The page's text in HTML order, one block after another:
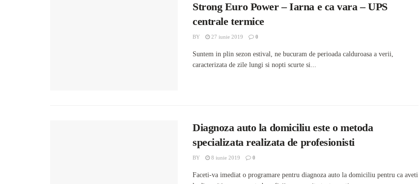
Strong Euro Power – Iarna e ca vara – UPS
centrale termice
BY 27 iunie 2019 0
Suntem in plin sezon estival, ne bucuram de perioada calduroasa a verii,
caracterizata de zile lungi si nopti scurte si...
Diagnoza auto la domiciliu este o metoda
specializata realizata de profesionisti
BY 8 iunie 2019 0
Faceti-va imediat o programare pentru diagnoza auto la domiciliu pentru ca aveti